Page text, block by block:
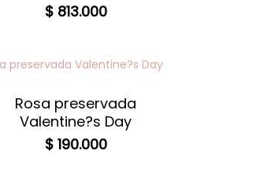
$813.000
Rosa preservada
Valentine?s Day
$190.000